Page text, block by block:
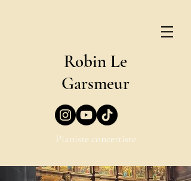
Robin Le
Garsmeur
Pianiste concertiste